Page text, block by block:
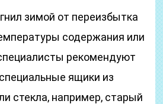
зимой от переизбытка
содержания или
рекомендуют
ящики из
стекла, например, старый